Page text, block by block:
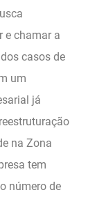
e chamar a
casos de
um
já
na Zona
tem
número de